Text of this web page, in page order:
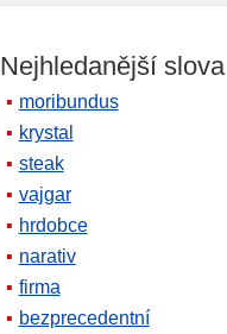
Nejhledanější slova
moribundus
krystal
steak
vajgar
hrdobce
narativ
firma
bezprecedentní